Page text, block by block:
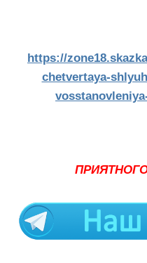
https://
chetvertaya-